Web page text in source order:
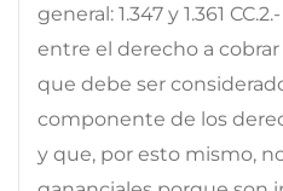
general: 1.347 y 1.361
entre el derecho a
que debe ser
componente de los
y que, por esto mismo,